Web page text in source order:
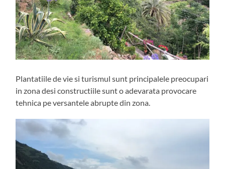
Plantatiile de vie si turismul sunt principalele preocupari
in zona desi constructiile sunt o adevarata provocare
tehnica pe versantele abrupte din zona.